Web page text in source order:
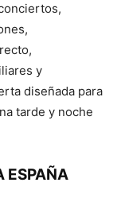
y
diseñada para
tarde y noche
ESPAÑA